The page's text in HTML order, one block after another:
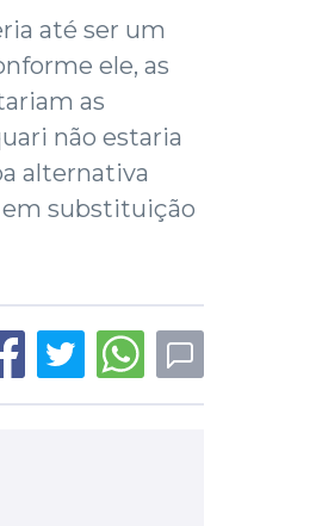
até ser um
ele, as
as
não estaria
alternativa
em substituição